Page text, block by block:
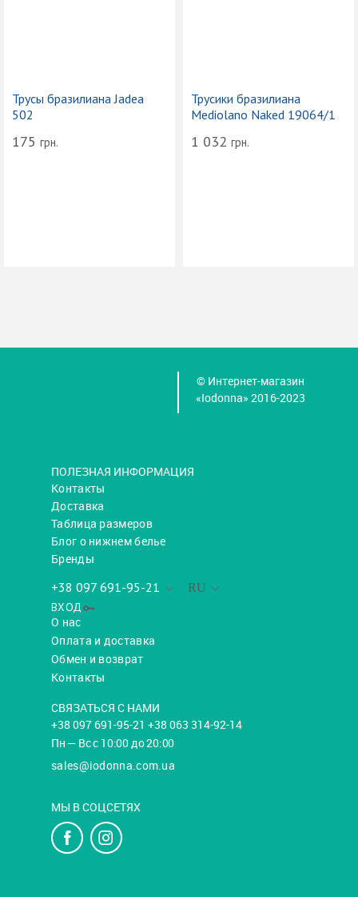
Трусы бразилиана Jadea
502
175 грн.
Трусики бразилиана
Mediolano Naked 19064/1
1 032 грн.
© Интернет-магазин
«Iodonna» 2016-2023
ПОЛЕЗНАЯ ИНФОРМАЦИЯ
Контакты
Доставка
Таблица размеров
Блог о нижнем белье
Бренды
RU
+38 097 691-95-21
ВХОД
О нас
Оплата и доставка
Обмен и возврат
Контакты
СВЯЗАТЬСЯ С НАМИ
+38 097 691-95-21 +38 063 314-92-14
Пн — Вс с 10:00 до 20:00
sales@iodonna.com.ua
МЫ В СОЦСЕТЯХ